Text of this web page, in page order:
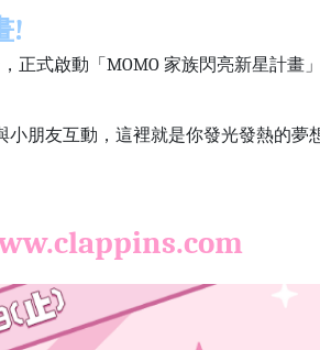
!
正式啟動「MOMO 家族閃亮新星計
朋友互動，這裡就是你發光發熱的夢